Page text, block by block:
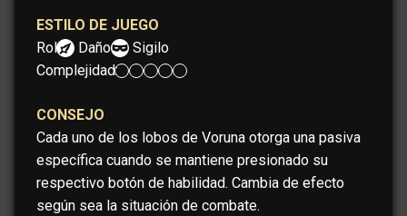
ESTILO DE JUEGO
Rol:
Daño
Sigilo
Complejidad:
CONSEJO
Cada uno de los lobos de Voruna otorga una pasiva
específica cuando se mantiene presionado su
respectivo botón de habilidad. Cambia de efecto
según sea la situación de combate.